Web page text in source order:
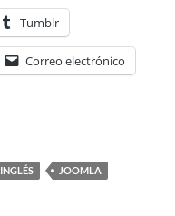
Tumblr
Correo electrónico
INGLÉS
JOOMLA